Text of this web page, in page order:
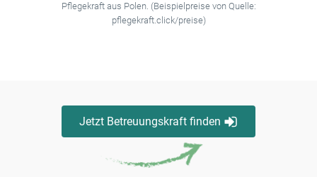
Pflegekraft aus Polen. (Beispielpreise von Quelle:
pflegekraft.click/preise)
Jetzt Betreuungskraft finden